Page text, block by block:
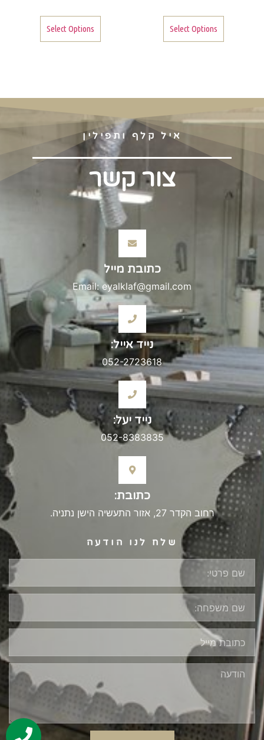
Select Options
Select Options
איל קלף ותפילין
צור קשר
כתובת מייל
Email: eyalklaf@gmail.com
נייד אייל:
052-2723618
נייד יעל:
052-8383835
כתובת:
רחוב הקדר 27, אזור התעשיה הישן נתניה.
שלח לנו הודעה